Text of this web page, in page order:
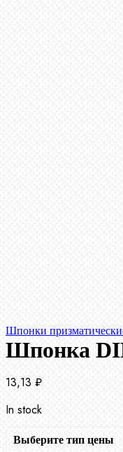
Шпонки
Шпонка
13,13 ₽
In stock
Выберите тип цены